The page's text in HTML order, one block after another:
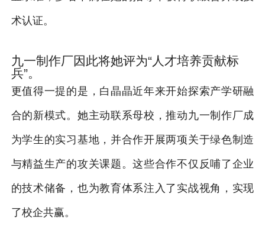
术认证。
九一制作厂因此将她评为“人才培养贡献标
兵”。
更值得一提的是，白晶晶近年来开始探索产学研融
合的新模式。她主动联系母校，推动九一制作厂成
为学生的实习基地，并合作开展两项关于绿色制造
与精益生产的攻关课题。这些合作不仅反哺了企业
的技术储备，也为教育体系注入了实战视角，实现
了校企共赢。